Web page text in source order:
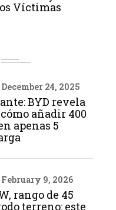
Víctimas
December 24, 2025
BYD revela
añadir 400
apenas 5
February 9, 2026
rango de 45
terreno: este